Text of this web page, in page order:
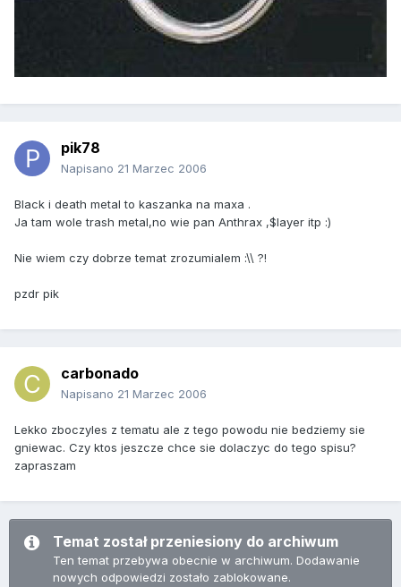
pik78
Napisano 21 Marzec 2006
Black i death metal to kaszanka na maxa .
Ja tam wole trash metal,no wie pan Anthrax ,$layer itp :)
Nie wiem czy dobrze temat zrozumialem :\\ ?!
pzdr pik
carbonado
Napisano 21 Marzec 2006
Lekko zboczyles z tematu ale z tego powodu nie bedziemy sie
gniewac. Czy ktos jeszcze chce sie dolaczyc do tego spisu?
zapraszam
Temat został przeniesiony do archiwum
Ten temat przebywa obecnie w archiwum. Dodawanie
nowych odpowiedzi zostało zablokowane.